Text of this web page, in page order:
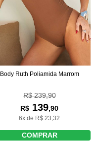
Body Ruth Poliamida Marrom
R$ 239,90
R$ 139,90
6x de R$ 23,32
COMPRAR